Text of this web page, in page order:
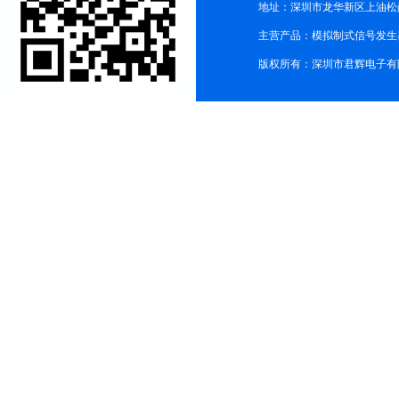
地址：深圳市龙华新区上油松
主营产品：模拟制式信号发
版权所有：深圳市君辉电子